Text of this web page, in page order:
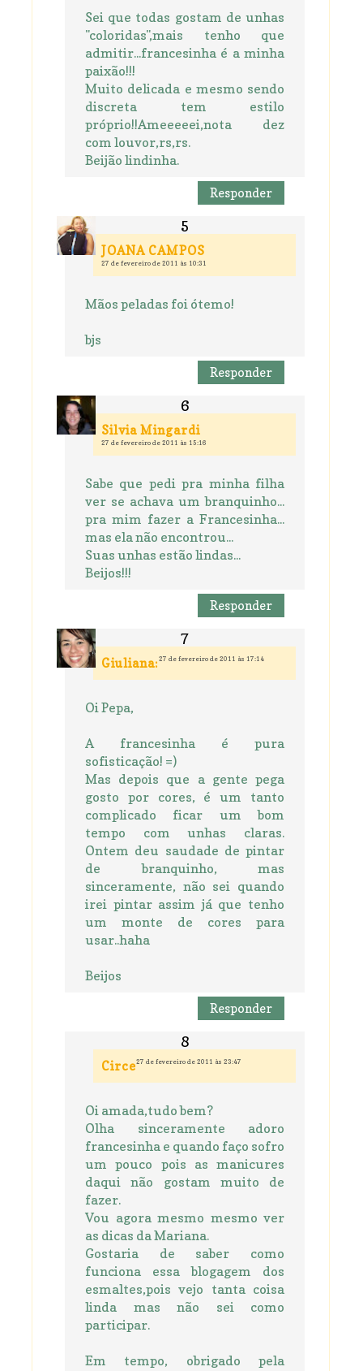
Sei que todas gostam de unhas
"coloridas",mais tenho que
admitir...francesinha é a minha
paixão!!!
Muito delicada e mesmo sendo
discreta tem estilo
próprio!!Ameeeeei,nota dez
com louvor,rs,rs.
Beijão lindinha.
Responder
JOANA CAMPOS
27 de fevereiro de 2011 às 10:31
Mãos peladas foi ótemo!
bjs
Responder
Silvia Mingardi
27 de fevereiro de 2011 às 15:16
Sabe que pedi pra minha filha
ver se achava um branquinho...
pra mim fazer a Francesinha...
mas ela não encontrou...
Suas unhas estão lindas...
Beijos!!!
Responder
Giuliana: 27 de fevereiro de 2011 às 17:14
Oi Pepa,
A francesinha é pura
sofisticação! =)
Mas depois que a gente pega
gosto por cores, é um tanto
complicado ficar um bom
tempo com unhas claras.
Ontem deu saudade de pintar
de branquinho, mas
sinceramente, não sei quando
irei pintar assim já que tenho
um monte de cores para
usar..haha
Beijos
Responder
Circe27 de fevereiro de 2011 às 23:47
Oi amada,tudo bem?
Olha sinceramente adoro
francesinha e quando faço sofro
um pouco pois as manicures
daqui não gostam muito de
fazer.
Vou agora mesmo mesmo ver
as dicas da Mariana.
Gostaria de saber como
funciona essa blogagem dos
esmaltes,pois vejo tanta coisa
linda mas não sei como
participar.
Em tempo, obrigado pela